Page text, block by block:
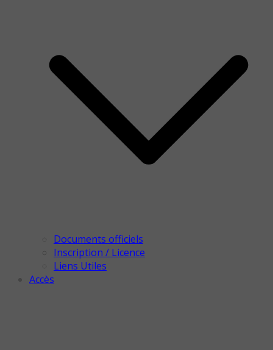
Documents officiels
Inscription / Licence
Liens Utiles
Accès